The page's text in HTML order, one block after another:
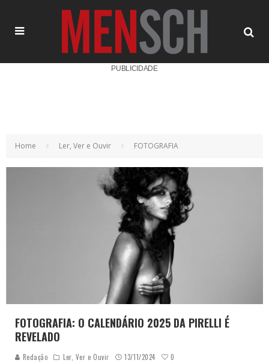
PUBLICIDADE
Home Ler, Ver e Ouvir FOTOGRAFIA
FOTOGRAFIA: O CALENDÁRIO 2025 DA PIRELLI É
REVELADO
Redação Ler, Ver e Ouvir 13/11/2024 0